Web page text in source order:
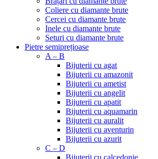
Coliere cu diamante brute
Cercei cu diamante brute
Inele cu diamante brute
Seturi cu diamante brute
Pietre semiprețioase
A – B
Bijuterii cu agat
Bijuterii cu amazonit
Bijuterii cu ametist
Bijuterii cu angelit
Bijuterii cu apatit
Bijuterii cu aquamarin
Bijuterii cu auralit
Bijuterii cu aventurin
Bijuterii cu azurit
C – D
Bijuterii cu calcedonie